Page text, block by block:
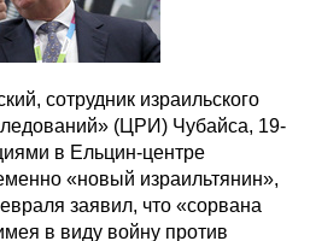
сотрудник израильского
(ЦРИ) Чубайса, 19-
в Ельцин-центре
«новый израильтянин»,
заявил, что «сорвана
в виду войну против